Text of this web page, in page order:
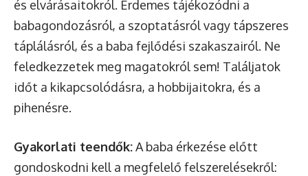
és elvárásaitokról. Érdemes tájékozódni a
babagondozásról, a szoptatásról vagy tápszeres
táplálásról, és a baba fejlődési szakaszairól. Ne
feledkezzetek meg magatokról sem! Találjatok
időt a kikapcsolódásra, a hobbijaitokra, és a
pihenésre.
Gyakorlati teendők:A baba érkezése előtt
gondoskodni kell a megfelelő felszerelésekről: